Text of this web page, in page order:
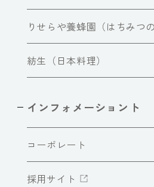
りせらや養蜂園（はちみつの
紡生（日本料理）
インフォメーショント
コーポレート
採用サイト